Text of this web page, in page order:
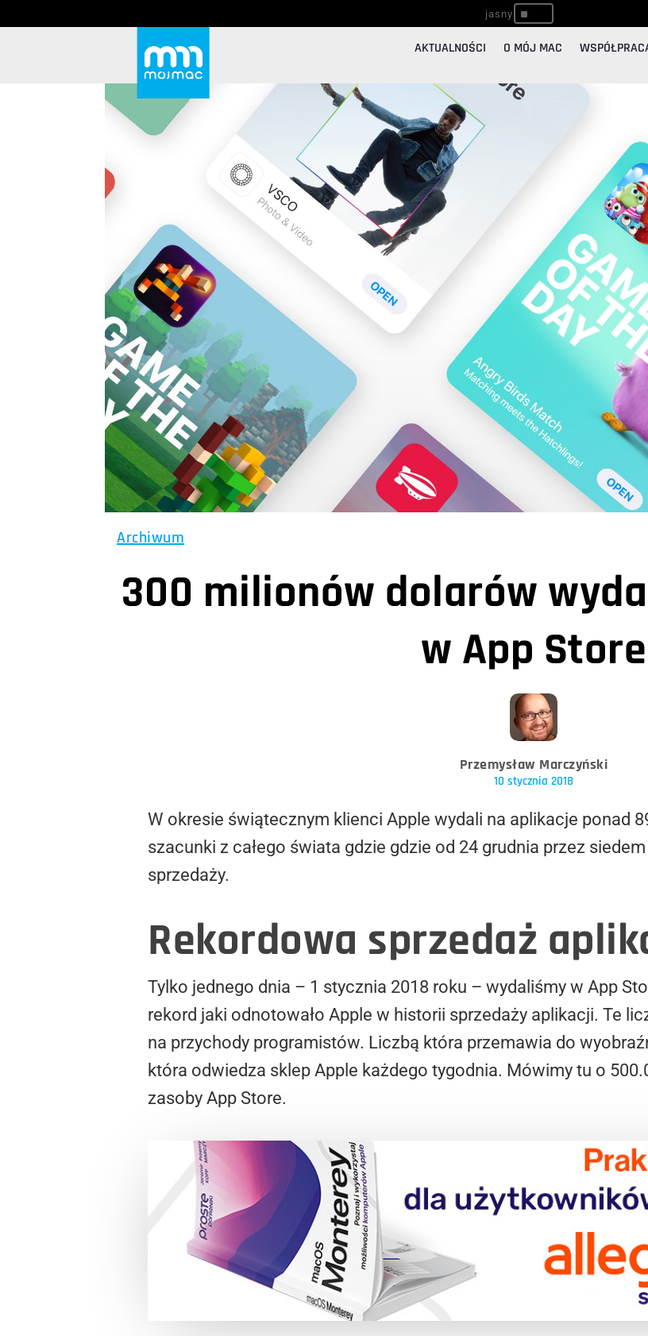
^
AKTUALNOŚCI O MÓJ MAC
Archiwum
300 milionów dolarów
w App Store
Przemysław Marczyński
10 stycznia 2018
W okresie świątecznym klienci Apple wydali na aplikacje ponad
szacunki z całego świata gdzie gdzie od 24 grudnia przez
sprzedaży.
Rekordowa sprzedaż
Tylko jednego dnia – 1 stycznia 2018 roku – wydaliśmy w App
rekord jaki odnotowało Apple w historii sprzedaży aplikacji. Te
na przychody programistów. Liczbą która przemawia do
która odwiedza sklep Apple każdego tygodnia. Mówimy tu o
zasoby App Store.